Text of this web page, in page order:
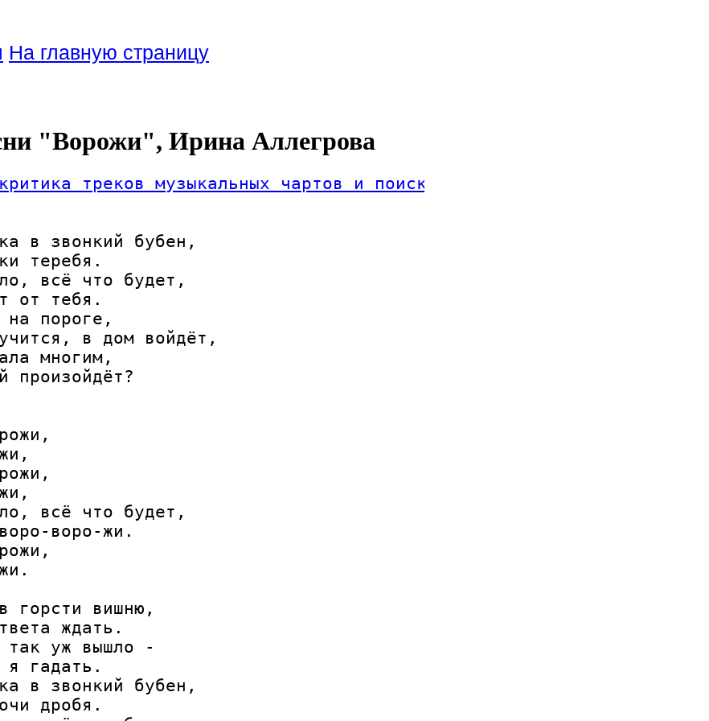
На главную страницу
"Ворожи", Ирина Аллегрова
треков музыкальных чартов и поиск
в звонкий бубен,
теребя.
всё что будет,
от тебя.
пороге,
в дом войдёт,
многим,
произойдёт?
всё что будет,
воро-жи.
горсти вишню,
ждать.
так уж вышло -
я гадать.
в звонкий бубен,
дробя.